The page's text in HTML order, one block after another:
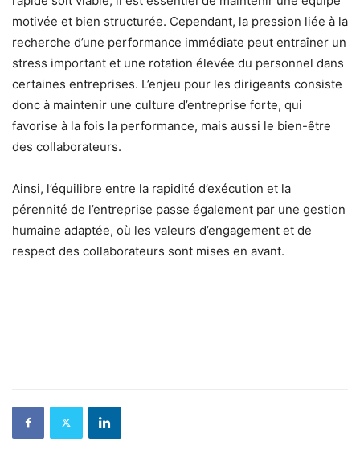
motivée et bien structurée. Cependant, la pression liée à la
recherche d’une performance immédiate peut entraîner un
stress important et une rotation élevée du personnel dans
certaines entreprises. L’enjeu pour les dirigeants consiste
donc à maintenir une culture d’entreprise forte, qui
favorise à la fois la performance, mais aussi le bien-être
des collaborateurs.
Ainsi, l’équilibre entre la rapidité d’exécution et la
pérennité de l’entreprise passe également par une gestion
humaine adaptée, où les valeurs d’engagement et de
respect des collaborateurs sont mises en avant.